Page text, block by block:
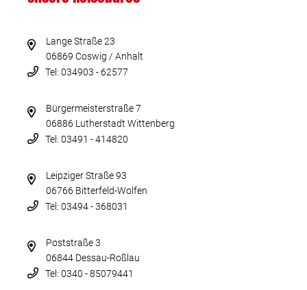
Lange Straße 23
06869 Coswig / Anhalt
Tel: 034903 - 62577
Bürgermeisterstraße 7
06886 Lutherstadt Wittenberg
Tel: 03491 - 414820
Leipziger Straße 93
06766 Bitterfeld-Wolfen
Tel: 03494 - 368031
Poststraße 3
06844 Dessau-Roßlau
Tel: 0340 - 85079441